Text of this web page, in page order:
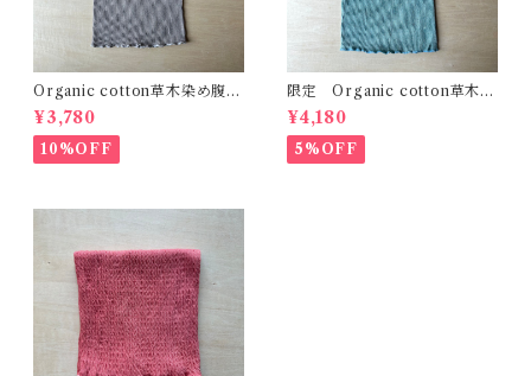
Organic cotton草木染め腹巻
Fit びわ 真菰 精麻 自然療
法 温活 冷え性 体質改
善 出産祝い 健康
¥3,780
10%OFF
限定 Organic cotton草木染
め腹巻 Fit 薄藍 精麻 自然
療法 温活 冷え性 体質改
善 出産祝い 健康
¥4,180
5%OFF